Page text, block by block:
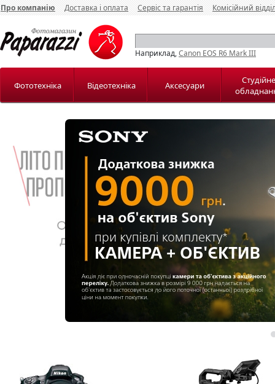
Про компанію Доставка і оплата Сервіс та гарантія Комісійний
Наприклад,Canon EOS R6 Mark III
Фототехніка Відеотехніка Аксесуари
Студійне